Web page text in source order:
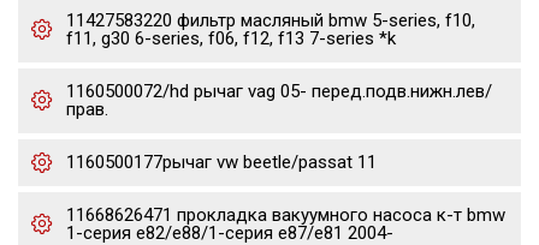
11427583220 фильтр масляный bmw 5-series, f10,
f11, g30 6-series, f06, f12, f13 7-series *k
1160500072/hd рычаг vag 05- перед.подв.нижн.лев/
прав.
1160500177рычаг vw beetle/passat 11
11668626471 прокладка вакуумного насоса к-т bmw
1-серия e82/e88/1-серия e87/e81 2004-